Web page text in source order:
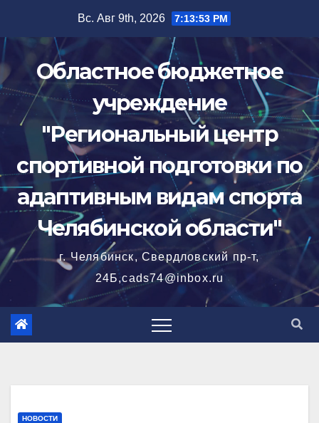
содержимому
Вс. Авг 9th, 2026 7:13:54 PM
Областное бюджетное
учреждение
"Региональный центр
спортивной подготовки по
адаптивным видам спорта
Челябинской области"
г. Челябинск, Свердловский пр-т,
24Б,cads74@inbox.ru
НОВОСТИ